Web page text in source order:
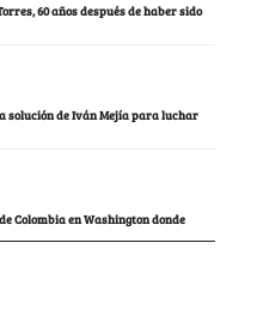
60 años después de haber sido
solución de Iván Mejía para luchar
Colombia en Washington donde